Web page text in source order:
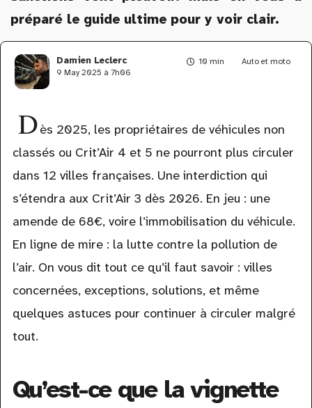
préparé le guide ultime pour y voir clair.
10 min Auto et moto
Damien Leclerc
9 May 2025 à 7h06
Dès 2025, les propriétaires de véhicules non
classés ou Crit’Air 4 et 5 ne pourront plus circuler
dans 12 villes françaises. Une interdiction qui
s’étendra aux Crit’Air 3 dès 2026. En jeu : une
amende de 68€, voire l’immobilisation du véhicule.
En ligne de mire : la lutte contre la pollution de
l’air. On vous dit tout ce qu’il faut savoir : villes
concernées, exceptions, solutions, et même
quelques astuces pour continuer à circuler malgré
tout.
Qu’est-ce que la vignette